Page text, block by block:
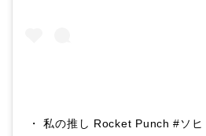
・ 私の推し Rocket Punch #ソ